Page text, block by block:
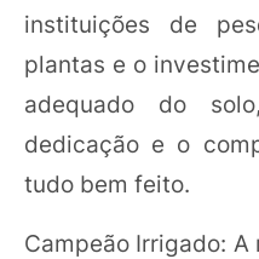
instituições de
plantas e o
adequado do
dedicação e o
tudo bem feito.
Campeão Irrigado: